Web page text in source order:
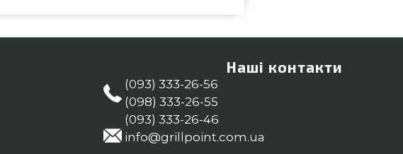
Обробні дошки в інтернет каталозі GrillPoint.
0(800) 337-275 и мы допоможемо придбати
Наші контакти
(093) 333-26-56
(098) 333-26-55
(093) 333-26-46
info@grillpoint.com.ua